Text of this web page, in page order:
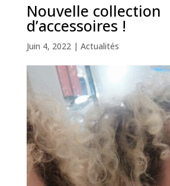
Nouvelle collection
d’accessoires !
Juin 4, 2022| Actualités